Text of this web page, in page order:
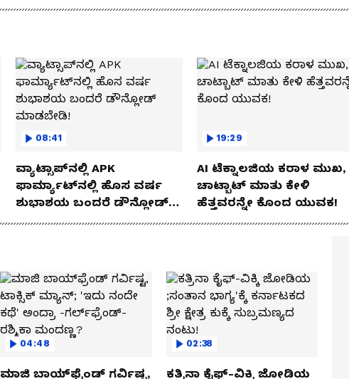
08:41
ವ್ಯಾಟ್ಸಾಪ್‌ನಲ್ಲಿ APK
ಫಾರ್ಮ್ಯಾಟ್‌ನಲ್ಲಿ ಹೊಸ ವರ್ಷ
ಶುಭಾಶಯ ಬಂದರೆ ಡೌನ್ಲೋಡ್
ಮಾಡಬೇಡಿ!
19:29
AI ಟೆಕ್ನಾಲಜಿಯ ಕರಾಳ ಮುಖ,
ಚಾಟ್ಬಾಟ್ ಮಾತು ಕೇಳಿ
ಹೆತ್ತವರನ್ನೇ ಕೊಂದ ಯುವಕ!
04:48
ಮಾಜಿ ಬಾಯ್‌ಫ್ರೆಂಡ್ ಗರ್ವಿಷ್ಟ,
02:38
ಕತ್ರಿನಾ ಕೈಫ್-ವಿಕ್ಕಿ ಜೋಡಿಯ